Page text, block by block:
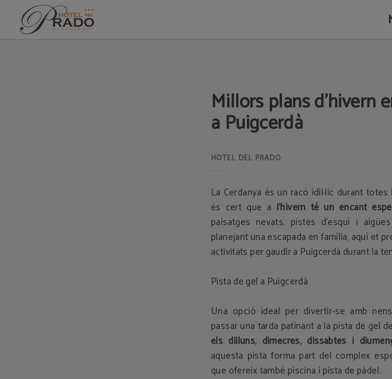
Millors Plans D'hivern En Família A Puigcerdà de l´Hotel del Prado a Puigcerdà. Web Oficial.
Millors plans d'hivern
a Puigcerdà
La Cerdanya és un racó idíl·lic durant
és cert que a l'hivern té un encant
paisatges nevats, pistes d'esquí i
planejant una escapada en família, aquí et
activitats per gaudir a Puigcerdà durant la
Pista de gel a Puigcerdà
Una opció ideal per divertir-se amb
passar una tarda patinant a la pista de gel
els dilluns, dimecres, dissabtes i
aquesta pista forma part del complex
que ofereix també piscina i pista de pàdel.